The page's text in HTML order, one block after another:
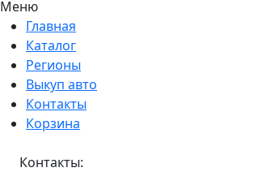
Меню
Главная
Каталог
Регионы
Выкуп авто
Контакты
Корзина
Контакты: